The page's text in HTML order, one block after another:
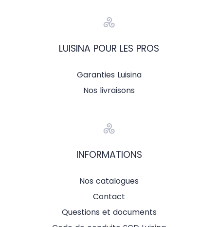
LUISINA POUR LES PROS
Garanties Luisina
Nos livraisons
INFORMATIONS
Nos catalogues
Contact
Questions et documents